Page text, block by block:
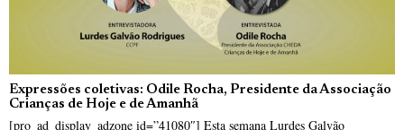
Expressões coletivas: Odile Rocha, Presidente da Associação
Crianças de Hoje e de Amanhã
[pro_ad_display_adzone id=”41080″] Esta semana Lurdes Galvão